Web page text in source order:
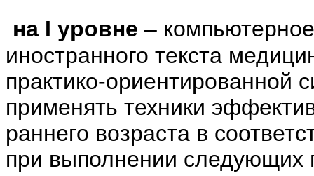
на I уровне –
иностранного текста
практико-ориентированной
применять техники
раннего возраста в
при выполнении следующих